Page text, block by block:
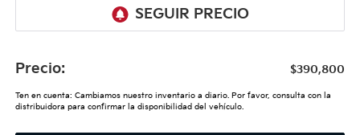
Precio: $390,800
Ten en cuenta: Cambiamos nuestro inventario a diario. Por favor, consulta con la
distribuidora para confirmar la disponibilidad del vehículo.